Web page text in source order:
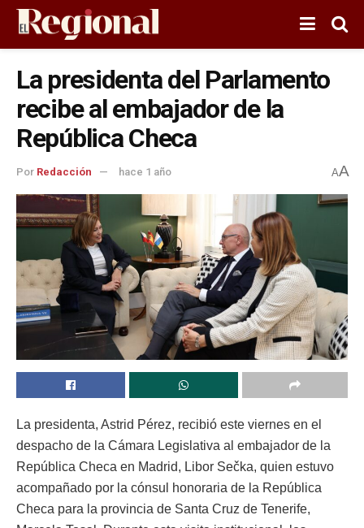
La presidenta del Parlamento
recibe al embajador de la
República Checa
Por Redacción hace 1 año AA
La presidenta, Astrid Pérez, recibió este viernes en el
despacho de la Cámara Legislativa al embajador de la
República Checa en Madrid, Libor Sečka, quien estuvo
acompañado por la cónsul honoraria de la República
Checa para la provincia de Santa Cruz de Tenerife,